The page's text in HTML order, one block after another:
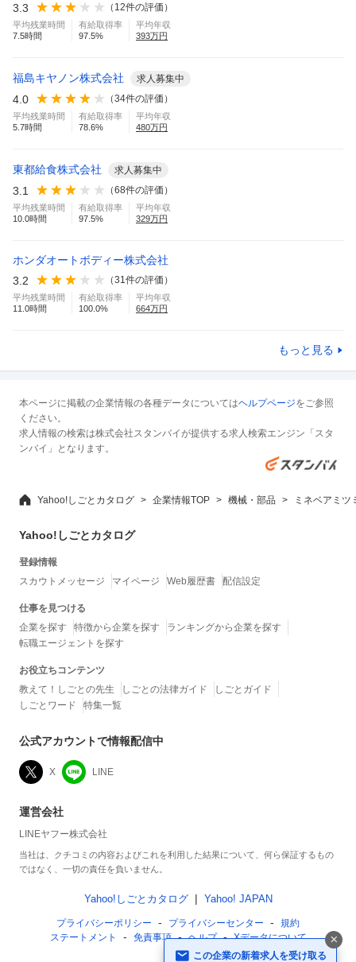
3.3
（ 12件の評価）
平均残業時間
7.5時間
有給取得率
97.5%
平均年収
393万円
福島キヤノン株式会社 求人募集中
4.0 （34件の評価）
平均残業時間
5.7時間
有給取得率
78.6%
平均年収
480万円
東都給食株式会社 求人募集中
3.1 （68件の評価）
平均残業時間
10.0時間
有給取得率
97.5%
平均年収
329万円
ホンダオートボディー株式会社
3.2
（31件の評価）
平均残業時間
11.0時間
有給取得率
100.0%
平均年収
664万円
もっと見る
この企業の新着求人を受け取る
本ページに掲載の企業情報の各種データについてはヘルプページをご参照
ください。
求人情報の検索は株式会社スタンバイが提供する求人検索エンジン「スタ
ンバイ」となります。
Yahoo!しごとカタログ 企業情報TOP 機械・部品 ミネベアミツ
Yahoo!しごとカタログ
登録情報
スカウトメッセージ
マイページ Web履歴書 配信設定
仕事を見つける
企業を探す
特徴から企業を探す
ランキングから企業を探す
転職エージェントを探す
お役立ちコンテンツ
教えて！しごとの先生
しごとの法律ガイド
しごとガイド
しごとワード
特集一覧
公式アカウントで情報配信中
X LINE
運営会社
LINEヤフー株式会社
当社は、クチコミの内容およびこれを利用した結果について、何ら保証するもの
ではなく、一切の責任を負いません。
Yahoo!しごとカタログ Yahoo! JAPAN
プライバシーポリシー プライバシーセンター
規約
ステートメント
免責事項 ヘルプ Xデータについて